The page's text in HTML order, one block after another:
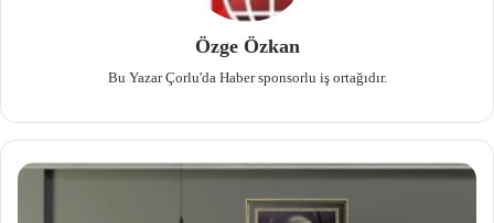
Özge Özkan
Bu Yazar Çorlu'da Haber sponsorlu iş ortağıdır.